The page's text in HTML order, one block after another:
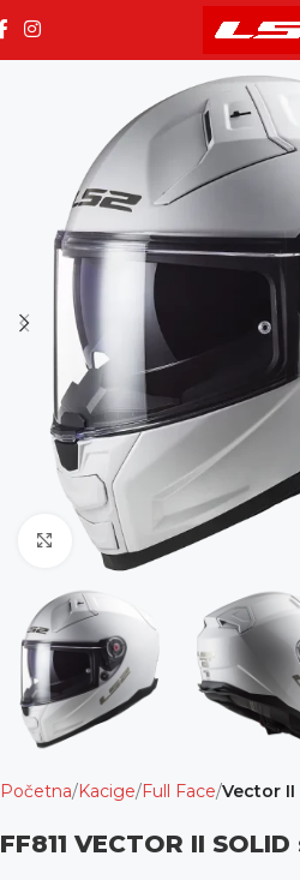
Uvećaj
Početna Kacige Full Face Vector II
FF811 VECTOR II